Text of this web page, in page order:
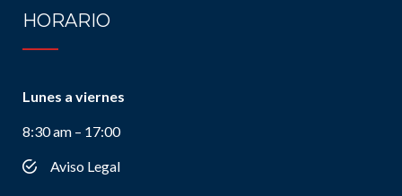
HORARIO
Lunes a viernes
8:30 am – 17:00
Aviso Legal